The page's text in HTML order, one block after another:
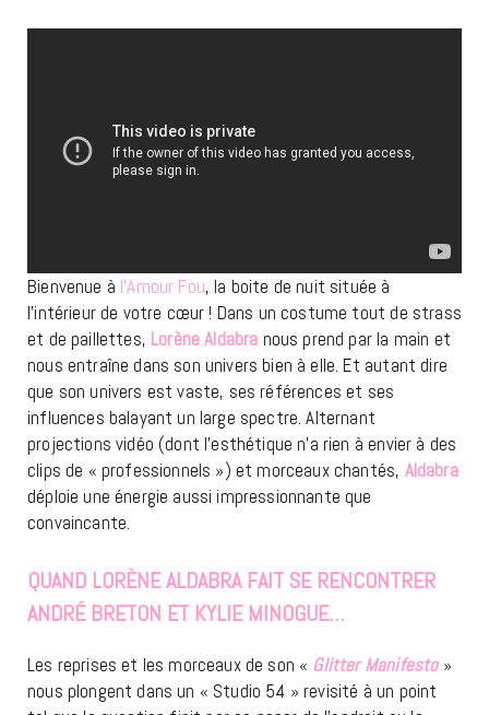
Bienvenue à l’Amour Fou, la boite de nuit située à
l’intérieur de votre cœur ! Dans un costume tout de strass
et de paillettes, Lorène Aldabra nous prend par la main et
nous entraîne dans son univers bien à elle. Et autant dire
que son univers est vaste, ses références et ses
influences balayant un large spectre. Alternant
projections vidéo (dont l’esthétique n’a rien à envier à des
clips de « professionnels ») et morceaux chantés, Aldabra
déploie une énergie aussi impressionnante que
convaincante.
QUAND LORÈNE ALDABRA FAIT SE RENCONTRER
ANDRÉ BRETON ET KYLIE MINOGUE…
Les reprises et les morceaux de son « Glitter Manifesto»
nous plongent dans un « Studio 54 » revisité à un point